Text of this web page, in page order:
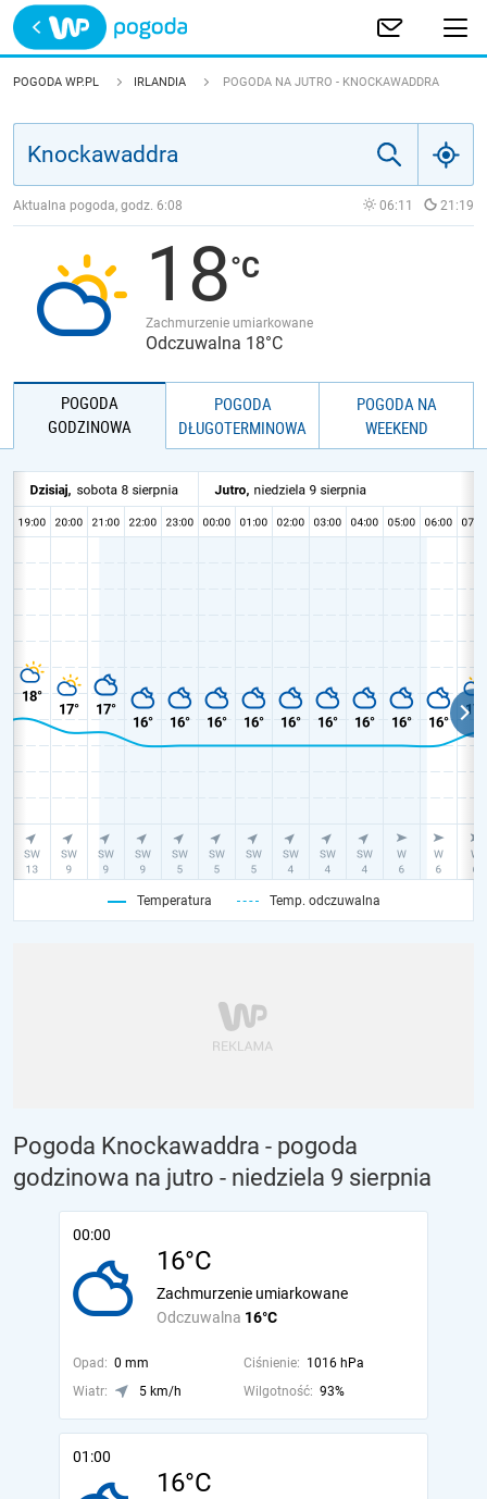
Trwa ładowanie
POLSKA
POGODA WP.PL IRLANDIA POGODA NA JUTRO - KNOCKAWADDRA
Aktualna pogoda, godz. 6:08 06:11 21:19
18
Zachmurzenie umiarkowane
Odczuwalna 18°C
POGODA
GODZINOWA
POGODA
DŁUGOTERMINOWA
POGODA NA
WEEKEND
Temperatura Temp. odczuwalna
Pogoda Knockawaddra - pogoda
godzinowa na jutro - niedziela 9 sierpnia
00:00
16°C
Odczuwalna 16°C
Zachmurzenie umiarkowane
Opad: 0 mm Ciśnienie: 1016 hPa
Wiatr:
5 km/h Wilgotność: 93%
01:00
16°C